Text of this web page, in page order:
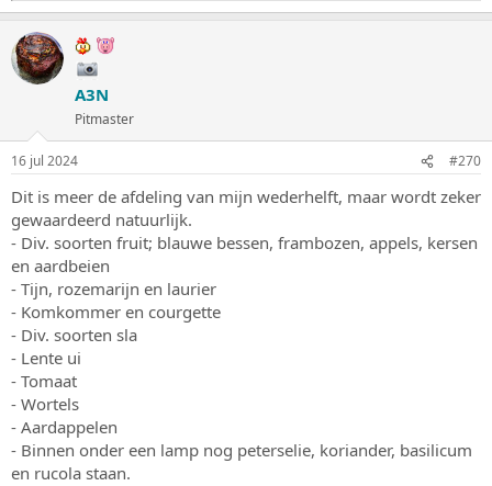
a
r
d
e
e
:
A3N
Pitmaster
16 jul 2024 #270
Dit is meer de afdeling van mijn wederhelft, maar wordt zeker
gewaardeerd natuurlijk.
- Div. soorten fruit; blauwe bessen, frambozen, appels, kersen
en aardbeien
- Tijn, rozemarijn en laurier
- Komkommer en courgette
- Div. soorten sla
- Lente ui
- Tomaat
- Wortels
- Aardappelen
- Binnen onder een lamp nog peterselie, koriander, basilicum
en rucola staan.